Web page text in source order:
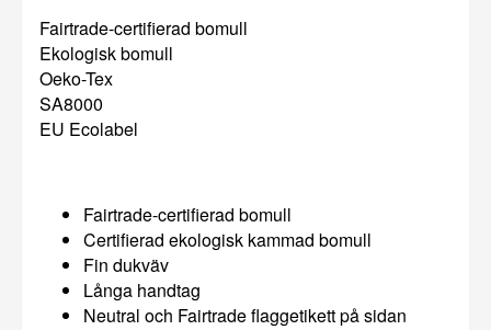
Fairtrade-certifierad bomull
Ekologisk bomull
Oeko-Tex
SA8000
EU Ecolabel
Fairtrade-certifierad bomull
Certifierad ekologisk kammad bomull
Fin dukväv
Långa handtag
Neutral och Fairtrade flaggetikett på sidan